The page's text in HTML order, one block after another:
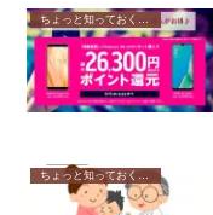
ちょっと知っておくと良いこと
ちょっと知っておくと良いこと